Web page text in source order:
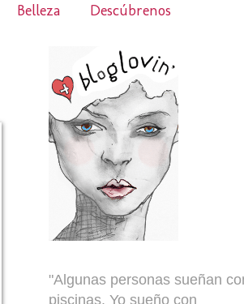
Belleza Descúbrenos
"Algunas personas sueñan
piscinas. Yo sueño con